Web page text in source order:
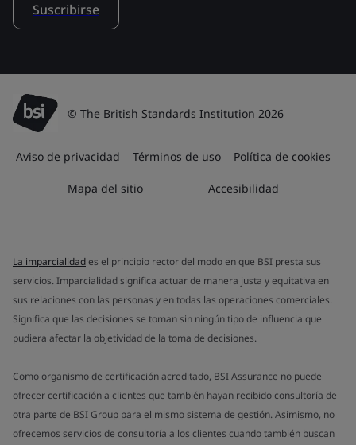
Suscribirse
© The British Standards Institution 2026
Aviso de privacidad Términos de uso Política de cookies
Mapa del sitio Accesibilidad
La imparcialidades el principio rector del modo en que BSI presta sus
servicios. Imparcialidad significa actuar de manera justa y equitativa en
sus relaciones con las personas y en todas las operaciones comerciales.
Significa que las decisiones se toman sin ningún tipo de influencia que
pudiera afectar la objetividad de la toma de decisiones.
Como organismo de certificación acreditado, BSI Assurance no puede
ofrecer certificación a clientes que también hayan recibido consultoría de
otra parte de BSI Group para el mismo sistema de gestión. Asimismo, no
ofrecemos servicios de consultoría a los clientes cuando también buscan